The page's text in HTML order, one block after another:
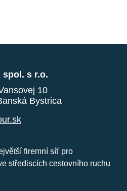
spol. s r.o.
10
Bystrica
firemní síť pro
střediscích cestovního ruchu